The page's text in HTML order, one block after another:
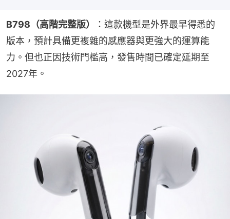
B798（高階完整版）
：這款機型是外界最早得悉的
版本，預計具備更複雜的感應器與更強大的運算能
力。但也正因技術門檻高，發售時間已確定延期至
2027年。